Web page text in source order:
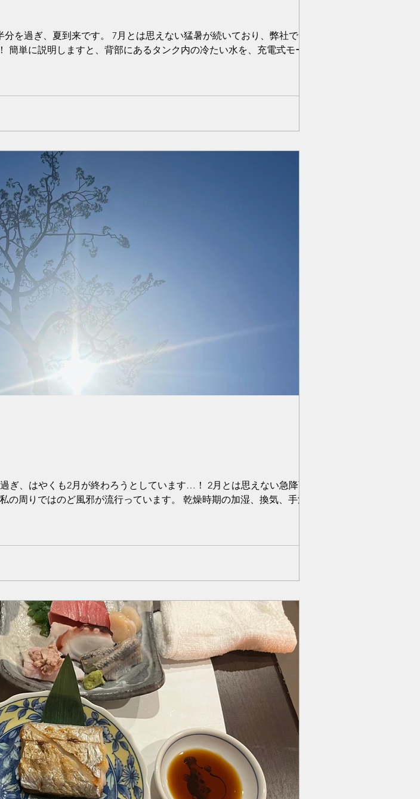
を過ぎ、夏到来です。 7月とは思えない猛暑が続いており、弊社では新し
単に説明しますと、背部にあるタンク内の冷たい水を、充電式モーター
ぎ、はやくも2月が終わろうとしています…！ 2月とは思えない急降下急上
周りではのど風邪が流行っています。 乾燥時期の加湿、換気、手洗いう